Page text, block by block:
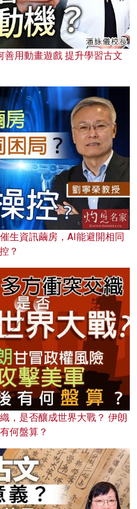
用動畫遊戲 提升學習古文
生資訊繭房，AI能避開相同
？
，是否釀成世界大戰？ 伊朗
何盤算？